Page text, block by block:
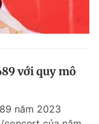
với quy mô
năm 2023